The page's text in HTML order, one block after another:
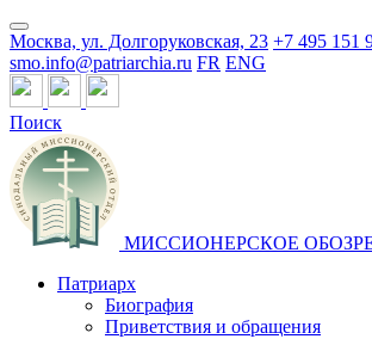
Москва, ул. Долгоруковская, 23 +7 495 151
smo.info@patriarchia.ru FR ENG
Поиск
МИССИОНЕРСКОЕ
Патриарх
Биография
Приветствия и обращения